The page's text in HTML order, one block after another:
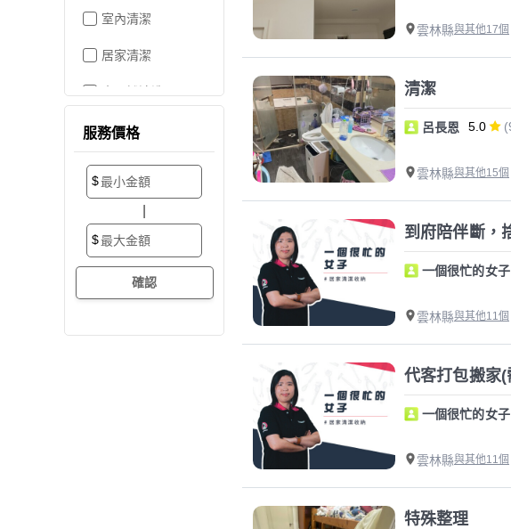
室內清潔
居家清潔
空屋打掃
居家收納
搬家/裝潢後清潔
大掃除
辦公室清潔
服務價格
$
$
雲林縣與其他17個
清潔
呂長恩 5.0
雲林縣與其他15個
到府陪伴斷，
一個很忙的女子
雲林縣與其他11個
代客打包搬家(
一個很忙的女子
雲林縣與其他11個
特殊整理